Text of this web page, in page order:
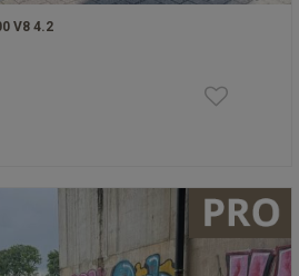
V8 4.2